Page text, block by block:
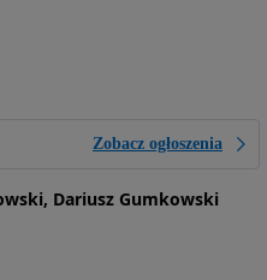
Zobacz ogłoszenia
Dariusz Gumkowski